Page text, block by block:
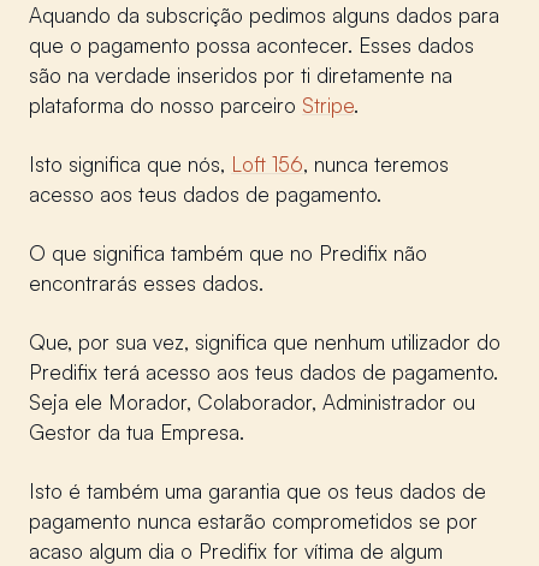
Aquando da subscrição pedimos alguns dados para
que o pagamento possa acontecer. Esses dados
são na verdade inseridos por ti diretamente na
plataforma do nosso parceiro Stripe.
Isto significa que nós, Loft 156, nunca teremos
acesso aos teus dados de pagamento.
O que significa também que no Predifix não
encontrarás esses dados.
Que, por sua vez, significa que nenhum utilizador do
Predifix terá acesso aos teus dados de pagamento.
Seja ele Morador, Colaborador, Administrador ou
Gestor da tua Empresa.
Isto é também uma garantia que os teus dados de
pagamento nunca estarão comprometidos se por
acaso algum dia o Predifix for vítima de algum